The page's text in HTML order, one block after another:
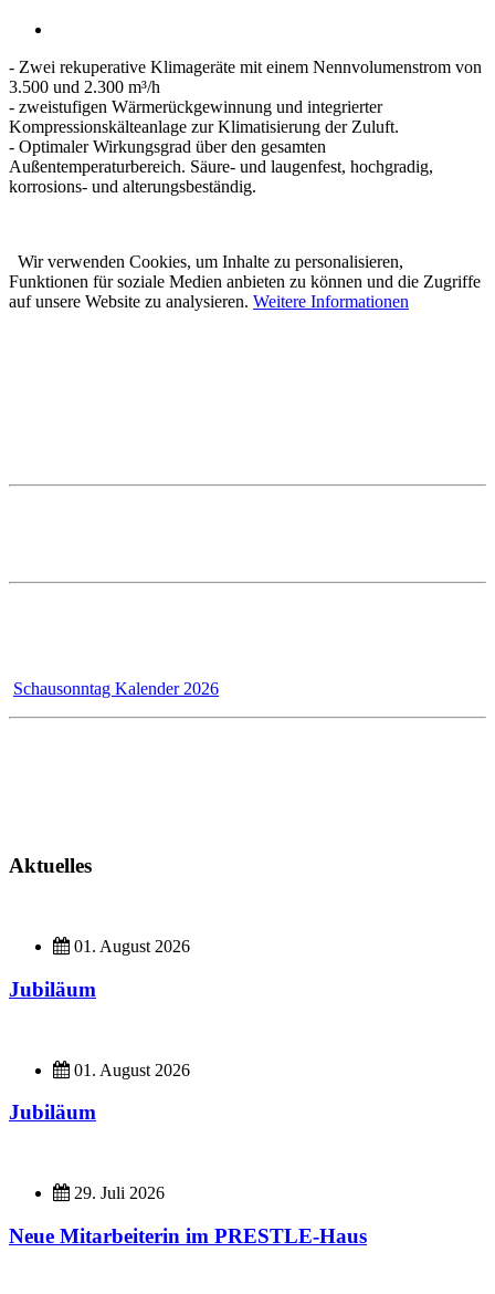
- Zwei rekuperative Klimageräte mit einem Nennvolumenstrom von
3.500 und 2.300 m³/h
- zweistufigen Wärmerückgewinnung und integrierter
Kompressionskälteanlage zur Klimatisierung der Zuluft.
- Optimaler Wirkungsgrad über den gesamten
Außentemperaturbereich. Säure- und laugenfest, hochgradig,
korrosions- und alterungsbeständig.
Wir verwenden Cookies, um Inhalte zu personalisieren,
Funktionen für soziale Medien anbieten zu können und die Zugriffe
auf unsere Website zu analysieren. Weitere Informationen
Schausonntag Kalender 2026
Aktuelles
01. August 2026
Jubiläum
01. August 2026
Jubiläum
29. Juli 2026
Neue Mitarbeiterin im PRESTLE-Haus